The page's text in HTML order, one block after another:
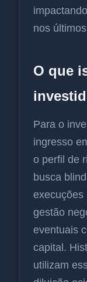
nos
O que
Para o
ingresso
o perfil de
busca
execuções
gestão
eventuais
capital.
utilizam